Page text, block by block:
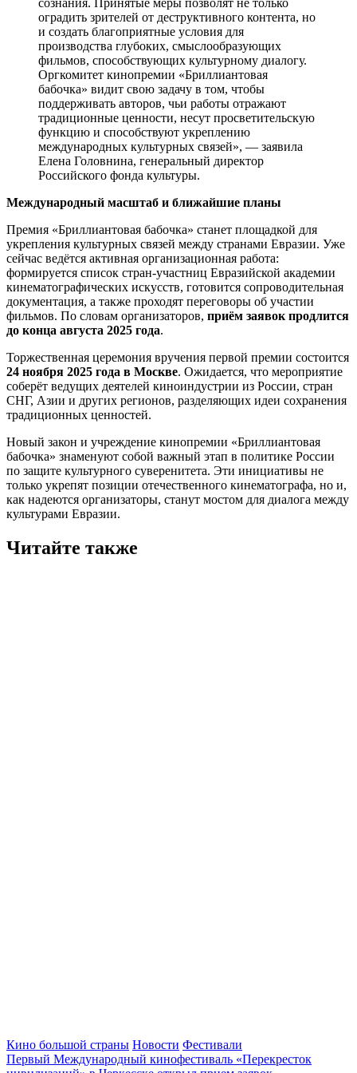
оградить зрителей от деструктивного контента, но
и создать благоприятные условия для
производства глубоких, смыслообразующих
фильмов, способствующих культурному диалогу.
Оргкомитет кинопремии «Бриллиантовая
бабочка» видит свою задачу в том, чтобы
поддерживать авторов, чьи работы отражают
традиционные ценности, несут просветительскую
функцию и способствуют укреплению
международных культурных связей», — заявила
Елена Головнина, генеральный директор
Российского фонда культуры.
Международный масштаб и ближайшие планы
Премия «Бриллиантовая бабочка» станет площадкой для
укрепления культурных связей между странами Евразии. Уже
сейчас ведётся активная организационная работа:
формируется список стран-участниц Евразийской академии
кинематографических искусств, готовится сопроводительная
документация, а также проходят переговоры об участии
фильмов. По словам организаторов, приём заявок продлится
до конца августа 2025 года.
Торжественная церемония вручения первой премии состоится
24 ноября 2025 года в Москве. Ожидается, что мероприятие
соберёт ведущих деятелей киноиндустрии из России, стран
СНГ, Азии и других регионов, разделяющих идеи сохранения
традиционных ценностей.
Новый закон и учреждение кинопремии «Бриллиантовая
бабочка» знаменуют собой важный этап в политике России
по защите культурного суверенитета. Эти инициативы не
только укрепят позиции отечественного кинематографа, но и,
как надеются организаторы, станут мостом для диалога между
культурами Евразии.
Читайте также
Кино большой страны Новости Фестивали
Первый Международный кинофестиваль «Перекресток